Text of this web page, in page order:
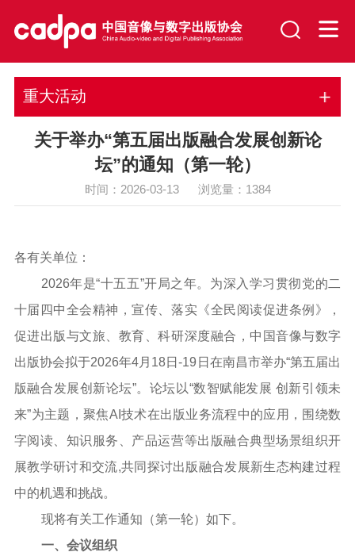
重大活动
关于举办“第五届出版融合发展创新论
坛”的通知（第一轮）
时间：2026-03-13 浏览量： 1384
各有关单位：
2026年是“十五五”开局之年。为深入学习贯彻党的二
十届四中全会精神，宣传、落实《全民阅读促进条例》，
促进出版与文旅、教育、科研深度融合，中国音像与数字
出版协会拟于2026年4月18日-19日在南昌市举办“第五届出
版融合发展创新论坛”。论坛以“数智赋能发展 创新引领未
来”为主题，聚焦AI技术在出版业务流程中的应用，围绕数
字阅读、知识服务、产品运营等出版融合典型场景组织开
展教学研讨和交流,共同探讨出版融合发展新生态构建过程
中的机遇和挑战。
现将有关工作通知（第一轮）如下。
一、会议组织